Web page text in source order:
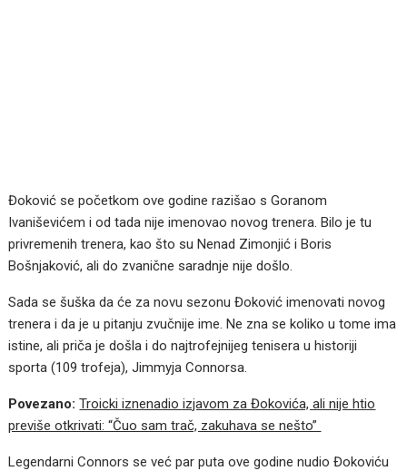
Đoković se početkom ove godine razišao s Goranom
Ivaniševićem i od tada nije imenovao novog trenera. Bilo je tu
privremenih trenera, kao što su Nenad Zimonjić i Boris
Bošnjaković, ali do zvanične saradnje nije došlo.
Sada se šuška da će za novu sezonu Đoković imenovati novog
trenera i da je u pitanju zvučnije ime. Ne zna se koliko u tome ima
istine, ali priča je došla i do najtrofejnijeg tenisera u historiji
sporta (109 trofeja), Jimmyja Connorsa.
Povezano: Troicki iznenadio izjavom za Đokovića, ali nije htio
previše otkrivati: “Čuo sam trač, zakuhava se nešto”
Legendarni Connors se već par puta ove godine nudio Đokoviću